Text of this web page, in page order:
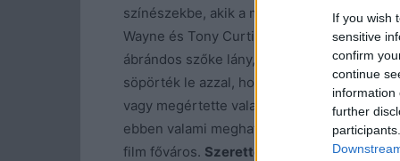
If you wish
sensitive
confirm
continue
information
further
színészekbe, akik a mozivászonról nem
Wayne és Tony Curtis képét, akiknek írt
ábrándos szőke lány, aki messziről
söpörték le azzal, hogy Európa egyik
vagy megértette valaki a magyarok
ebben valami meghatóan szép, hiszen az
film főváros. Szerettem volna látni kipirult